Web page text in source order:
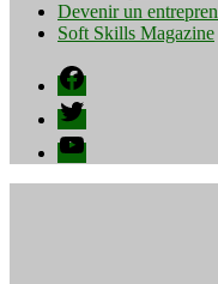
Devenir un
Soft Skills Magazine
Facebook
Twitter
YouTube